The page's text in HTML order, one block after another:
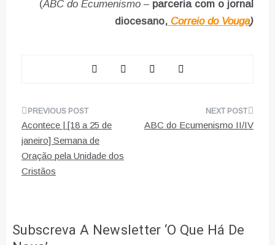
(ABC do Ecumenismo – parceria com o jornal
diocesano, Correio do Vouga)
Navegação
de
artigos
Acontece | [18 a 25 de
janeiro] Semana de
Oração pela Unidade dos
Cristãos
ABC do Ecumenismo II/IV
Subscreva A Newsletter ‘O Que Há De